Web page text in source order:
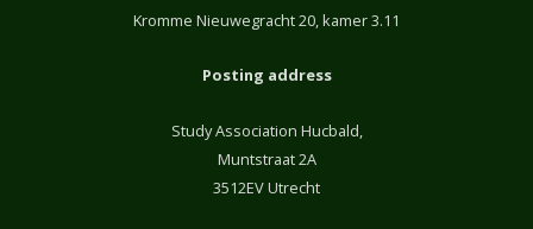
Kromme Nieuwegracht 20, kamer 3.11
Posting address
Study Association Hucbald,
Muntstraat 2A
3512EV Utrecht